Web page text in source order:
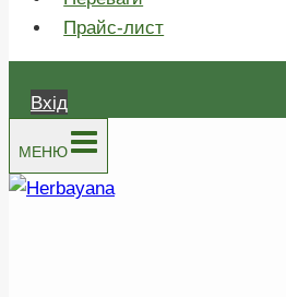
Прайс-лист
Вхід
МЕНЮ